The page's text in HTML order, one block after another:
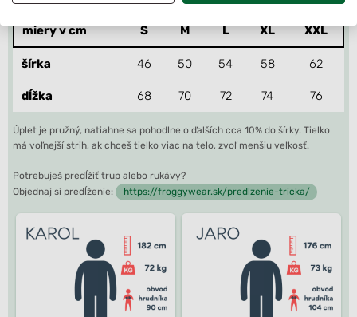
miery v cm S M L XL XXL
šírka 46 50 54 58 62
dĺžka 68 70 72 74 76
Úplet je pružný, natiahne sa pohodlne o ďalších cca 10% do šírky. Tielko
má voľnejší strih, ak chceš tielko viac na telo, zvoľ menšiu veľkosť.
Potrebuješ predĺžiť trup alebo rukávy?
Objednaj si predĺženie:
https://froggywear.sk/predlzenie-tricka/